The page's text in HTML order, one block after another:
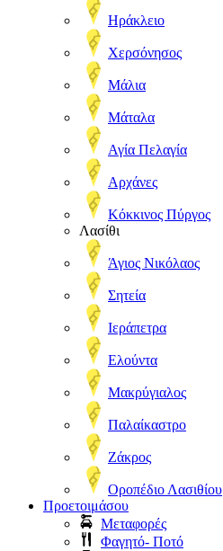
Ηράκλειο
Χερσόνησος
Μάλια
Μάταλα
Αγία Πελαγία
Αρχάνες
Κόκκινος Πύργος
Λασίθι
Άγιος Νικόλαος
Σητεία
Ιεράπετρα
Ελούντα
Μακρύγιαλος
Παλαίκαστρο
Ζάκρος
Οροπέδιο Λασιθίου
Προετοιμάσου
Μεταφορές
Φαγητό- Ποτό